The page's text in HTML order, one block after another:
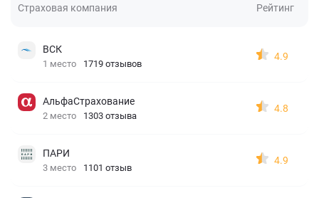
Страховая компания Рейтинг
ВСК
1 место 1719 отзывов
4.9
АльфаСтрахование
2 место 1303 отзыва
4.8
ПАРИ
3 место 1101 отзыв
4.9